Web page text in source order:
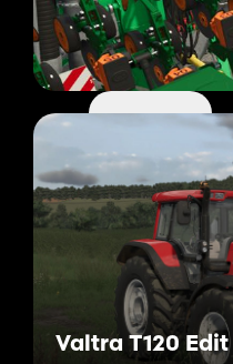
Valtra T120 Edit